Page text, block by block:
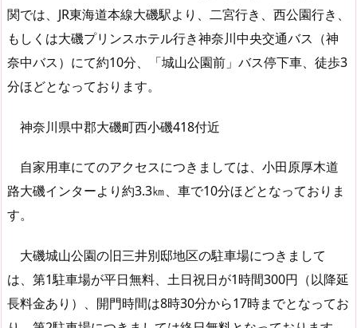
関では、JR東海道本線大磯駅より、二宮行き、西公園行き、
もしくは大磯プリンスホテル行き神奈川中央交通バス（神
奈中バス）にて約10分、「城山公園前」バス停下車、徒歩3
分ほどとなっております。
神奈川県中郡大磯町西小磯418付近
自家用車にてのアクセスにつきましては、小田原厚木道
路大磯インターより約3.3㎞、車で10分ほどとなっておりま
す。
大磯城山公園の旧三井別邸地区の駐車場につきまして
は、第1駐車場が平日無料、土日祝日が1時間300円（以降延
長料金あり）、開門時間は8時30分から17時までとなってお